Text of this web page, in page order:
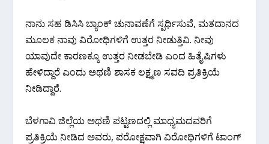
ನಾನು ಸಹ ಡಿಸಿಸಿ ಬ್ಯಾಂಕ್ ಚುನಾವಣೆಗೆ ಸ್ಪರ್ಧಿಸುವೆ, ಮತದಾನದ
ಮೂಲಕ ನಾವು ವಿರೋಧಿಗಳಿಗೆ ಉತ್ತರ ನೀಡುತ್ತಿವಿ. ನೀವು
ಯಾವುದೇ ಕಾರಣಕ್ಕೂ ಉತ್ತರ ನೀಡಬೇಡಿ ಎಂದ ಹಿತೈಷಿಗಳು
ಹೇಳಿದ್ದಾರೆ ಎಂದು ಅಥಣಿ ಶಾಸಕ ಲಕ್ಷ್ಮಣ ಸವದಿ ಪ್ರತಿಕ್ರಿಯೆ
ನೀಡಿದ್ದಾರೆ.
ಬೆಳಗಾವಿ ಜಿಲ್ಲೆಯ ಅಥಣಿ ಪಟ್ಟಣದಲ್ಲಿ ಮಾಧ್ಯಮದವರಿಗೆ
ಪ್ರತಿಕ್ರಿಯೆ ನೀಡಿದ ಅವರು, ಪರೋಕ್ಷವಾಗಿ ವಿರೋಧಿಗಳಿಗೆ ಟಾಂಗ್